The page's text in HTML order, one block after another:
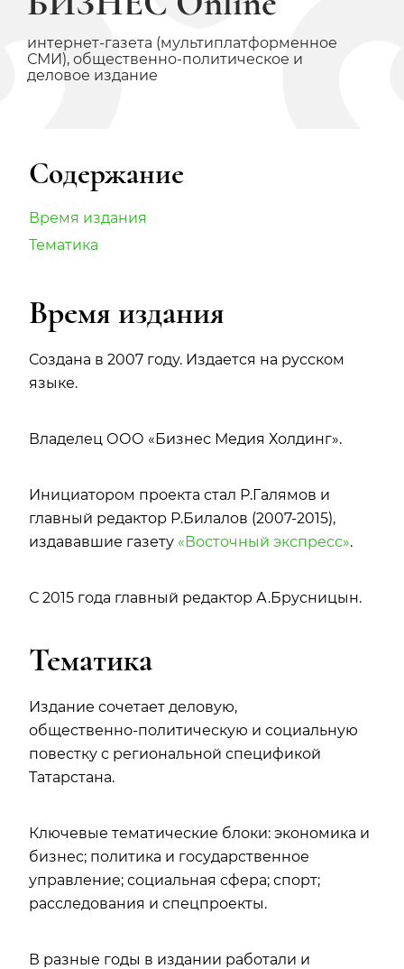
интернет‑газета (мультиплатформенное
СМИ), общественно‑политическое и
деловое издание
Содержание
Время издания
Тематика
Время издания
Создана в 2007 году. Издается на русском
языке.
Владелец ООО «Бизнес Медия Холдинг».
Инициатором проекта стал Р.Галямов и
главный редактор Р.Билалов (2007-2015),
издававшие газету «Восточный экспресс».
С 2015 года главный редактор А.Брусницын.
Тематика
Издание сочетает деловую,
общественно‑политическую и социальную
повестку с региональной спецификой
Татарстана.
Ключевые тематические блоки: экономика и
бизнес; политика и государственное
управление; социальная сфера; спорт;
расследования и спецпроекты.
В разные годы в издании работали и